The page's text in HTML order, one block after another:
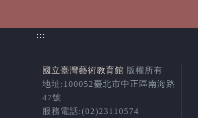
:::
國立臺灣藝術教育館 版權所有
地址:100052臺北市中正區南海路
47號
服務電話:(02)23110574